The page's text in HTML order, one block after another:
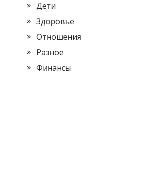
Дети
Здоровье
Отношения
Разное
Финансы